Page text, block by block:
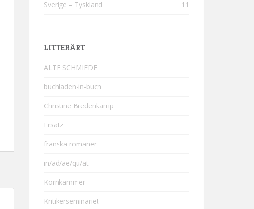
Sverige – Tyskland 11
LITTERÄRT
ALTE SCHMIEDE
buchladen-in-buch
Christine Bredenkamp
Ersatz
franska romaner
in/ad/ae/qu/at
Kornkammer
Kritikerseminariet